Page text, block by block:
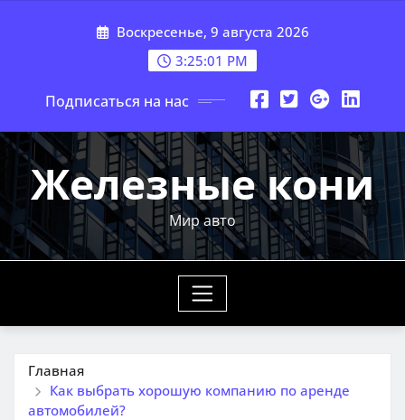
Воскресенье, 9 августа 2026
3:25:02 PM
Подписаться на нас
Железные кони
Мир авто
Главная
Как выбрать хорошую компанию по аренде
автомобилей?